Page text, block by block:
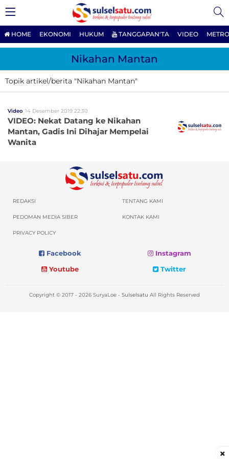
HOME EKONOMI HUKUM TANGGAPAN'TA VIDEO
Nikahan Mantan
Topik artikel/berita "Nikahan Mantan"
Video 14 Desember 2019 22:30
VIDEO: Nekat Datang ke Nikahan
Mantan, Gadis Ini Dihajar Mempelai
Wanita
REDAKSI TENTANG KAMI
PEDOMAN MEDIA SIBER KONTAK KAMI
PRIVACY POLICY
Facebook
Instagram
Youtube
Twitter
Copyright © 2017 - 2026 SuryaLoe - Sulselsatu All Rights Reserved
×